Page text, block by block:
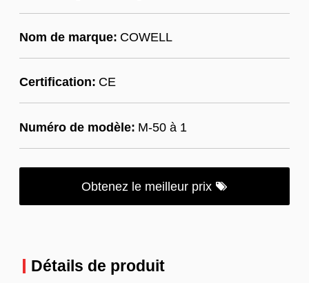
Nom de marque: COWELL
Certification: CE
Numéro de modèle: M-50 à 1
Obtenez le meilleur prix
Détails de produit